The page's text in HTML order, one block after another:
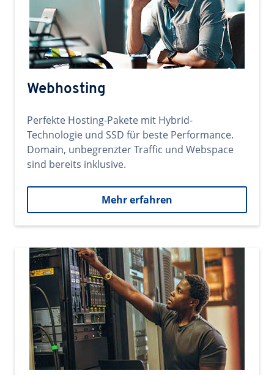
Webhosting
Perfekte Hosting-Pakete mit Hybrid-
Technologie und SSD für beste Performance.
Domain, unbegrenzter Traffic und Webspace
sind bereits inklusive.
Mehr erfahren